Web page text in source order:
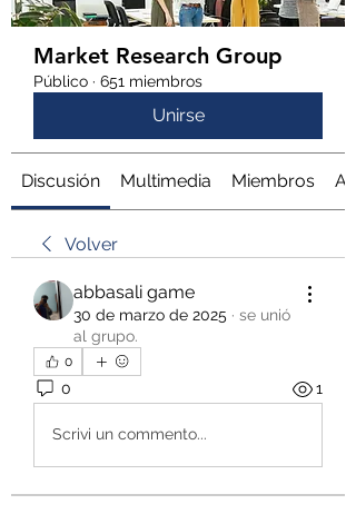
Market Research Group
Público · 651 miembros
Unirse
Discusión Multimedia Miembros
Volver
abbasali game
30 de marzo de 2025 · se unió
al grupo.
0
0 1
Scrivi un commento...